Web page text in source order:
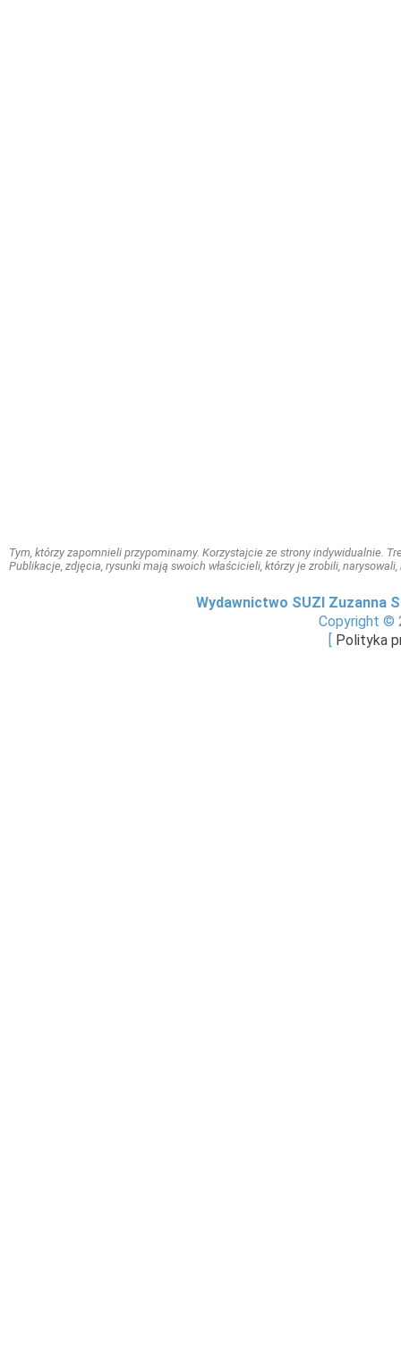
Tym, którzy zapomnieli przypominamy. Korzystajcie ze strony indywidualnie.
Publikacje, zdjęcia, rysunki mają swoich właścicieli, którzy je zrobili,
Wydawnictwo SUZI Zuzanna
Copyright ©
Polityka